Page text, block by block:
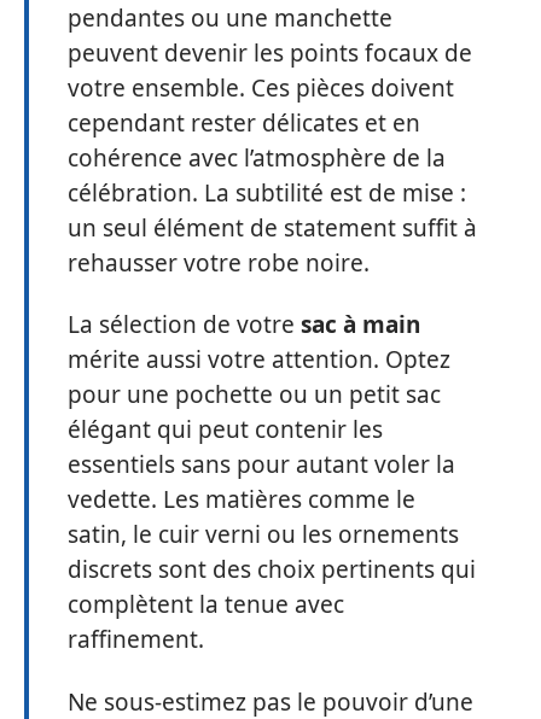
pendantes ou une manchette
peuvent devenir les points focaux de
votre ensemble. Ces pièces doivent
cependant rester délicates et en
cohérence avec l’atmosphère de la
célébration. La subtilité est de mise :
un seul élément de statement suffit à
rehausser votre robe noire.
La sélection de votre sac à main
mérite aussi votre attention. Optez
pour une pochette ou un petit sac
élégant qui peut contenir les
essentiels sans pour autant voler la
vedette. Les matières comme le
satin, le cuir verni ou les ornements
discrets sont des choix pertinents qui
complètent la tenue avec
raffinement.
Ne sous-estimez pas le pouvoir d’une